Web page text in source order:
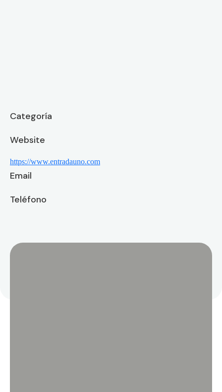
Categoría
Website
https://www.entradauno.com
Email
Teléfono